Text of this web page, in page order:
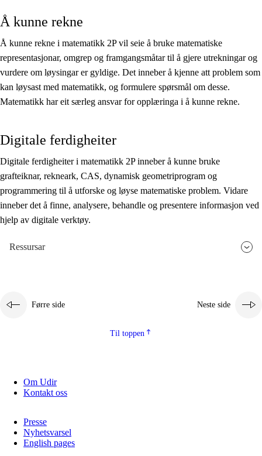
Å kunne rekne
Å kunne rekne i matematikk 2P vil seie å bruke matematiske
representasjonar, omgrep og framgangsmåtar til å gjere utrekningar og
vurdere om løysingar er gyldige. Det inneber å kjenne att problem som
kan løysast med matematikk, og formulere spørsmål om desse.
Matematikk har eit særleg ansvar for opplæringa i å kunne rekne.
Digitale ferdigheiter
Digitale ferdigheiter i matematikk 2P inneber å kunne bruke
grafteiknar, rekneark, CAS, dynamisk geometriprogram og
programmering til å utforske og løyse matematiske problem. Vidare
inneber det å finne, analysere, behandle og presentere informasjon ved
hjelp av digitale verktøy.
Ressursar
Førre side Neste side
Til toppen
Om Udir
Kontakt oss
Presse
Nyhetsvarsel
English pages